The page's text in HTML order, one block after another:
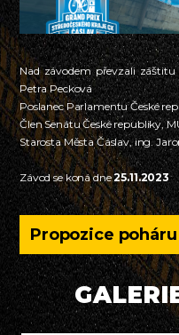
Nad závodem převzali záštitu
Petra Pecková
Poslanec Parlamentu České
Člen Senátu České republiky,
Starosta Města Čáslav, ing.
Závod se koná dne25.11.2023
Propozice poháru